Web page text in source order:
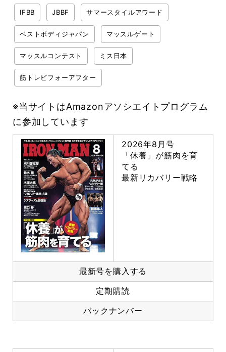
IFBB JBBF サマースタイルアワード
ベストボディジャパン マッスルゲート
マッスルコンテスト ミス日本
筋トレビフォーアフター
※当サイトはAmazonアソシエイトプログラム
に参加しています
2026年8月号
「休養」が筋肉を育
てる
最新リカバリー戦略
最新号を購入する
定期購読
バックナンバー